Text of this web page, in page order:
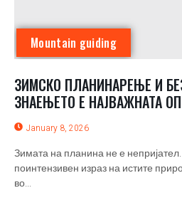
Mountain guiding
ЗИМСКО ПЛАНИНАРЕЊЕ И
ЗНАЕЊЕТО Е НАЈВАЖНАТА
January 8, 2026
Зимата на планина не е
поинтензивен израз на истите
во...